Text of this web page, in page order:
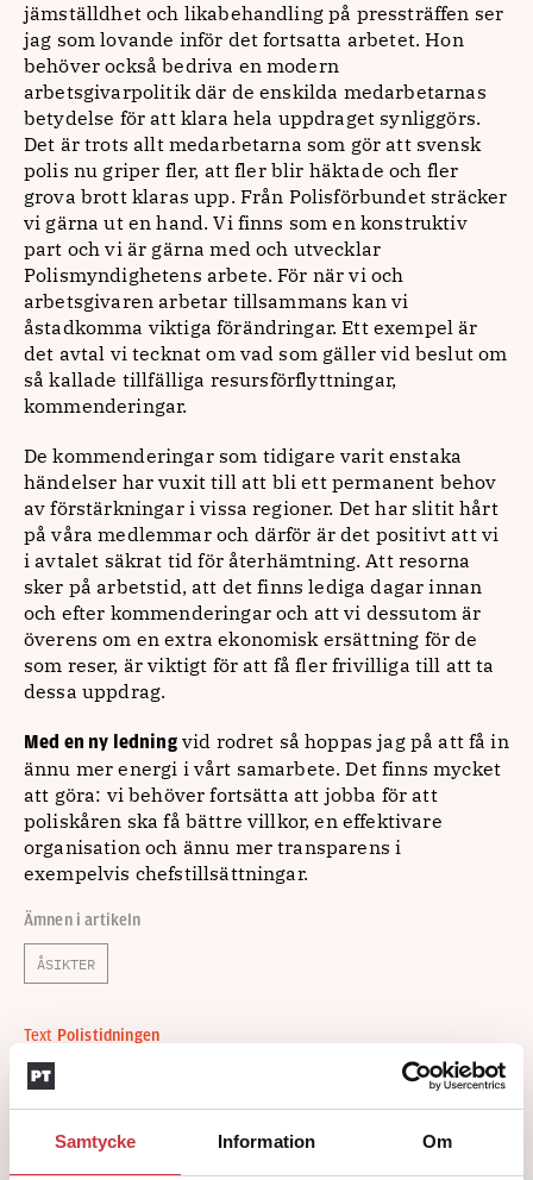
Samtycke Information Om
jämställdhet och likabehandling på pressträffen ser
jag som lovande inför det fortsatta arbetet. Hon
behöver också bedriva en modern
arbetsgivarpolitik där de enskilda medarbetarnas
betydelse för att klara hela uppdraget synliggörs.
Det är trots allt medarbetarna som gör att svensk
polis nu griper fler, att fler blir häktade och fler
grova brott klaras upp. Från Polisförbundet sträcker
vi gärna ut en hand. Vi finns som en konstruktiv
part och vi är gärna med och utvecklar
Polismyndighetens arbete. För när vi och
arbetsgivaren arbetar tillsammans kan vi
åstadkomma viktiga förändringar. Ett exempel är
det avtal vi tecknat om vad som gäller vid beslut om
så kallade tillfälliga resursförflyttningar,
kommenderingar.
De kommenderingar som tidigare varit enstaka
händelser har vuxit till att bli ett permanent behov
av förstärkningar i vissa regioner. Det har slitit hårt
på våra medlemmar och därför är det positivt att vi
i avtalet säkrat tid för återhämtning. Att resorna
sker på arbetstid, att det finns lediga dagar innan
och efter kommenderingar och att vi dessutom är
överens om en extra ekonomisk ersättning för de
som reser, är viktigt för att få fler frivilliga till att ta
dessa uppdrag.
Med en ny ledningvid rodret så hoppas jag på att få in
ännu mer energi i vårt samarbete. Det finns mycket
att göra: vi behöver fortsätta att jobba för att
poliskåren ska få bättre villkor, en effektivare
organisation och ännu mer transparens i
exempelvis chefstillsättningar.
Ämnen i artikeln
ÅSIKTER
Text Polistidningen
1 december 2023
Dela artikel: X E-post